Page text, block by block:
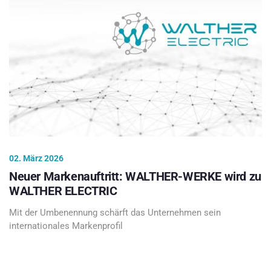
02. März 2026
Neuer Markenauftritt: WALTHER-WERKE wird zu
WALTHER ELECTRIC
Mit der Umbenennung schärft das Unternehmen sein
internationales Markenprofil